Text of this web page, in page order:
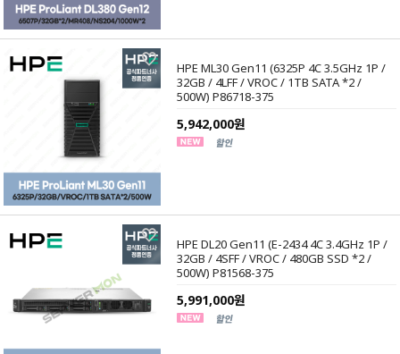
HPE ML30 Gen11 (6325P 4C 3.5GHz 1P /
32GB / 4LFF / VROC / 1TB SATA *2 /
500W) P86718-375
5,942,000원
HPE DL20 Gen11 (E-2434 4C 3.4GHz 1P /
32GB / 4SFF / VROC / 480GB SSD *2 /
500W) P81568-375
5,991,000원